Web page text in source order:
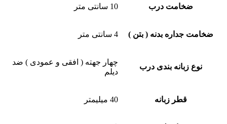
ضخامت درب 10 سانتی متر
ضخامت جداره بدنه ( بتن ) 4 سانتی متر
نوع زبانه بندی درب
چهار جهته ( افقی و عمودی ) ضد
دیلم
قطر زبانه 40 میلیمتر